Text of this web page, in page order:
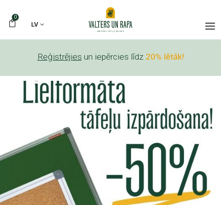
0
LV
Reģistrējies un iepērcies līdz 20% lētāk!